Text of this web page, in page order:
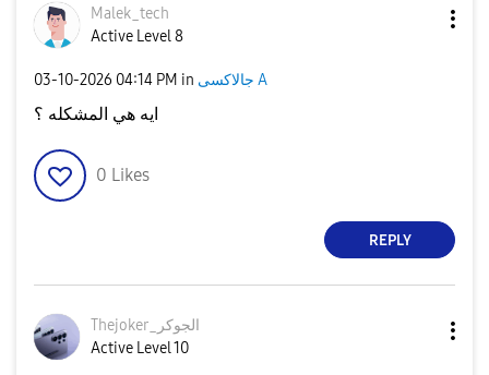
Malek_tech
Active Level 8
‎03-10-2026 04:14 PM in جالاكسى A
ايه هي المشكله ؟
0 Likes
REPLY
Thejoker_الجوكر
Active Level 10